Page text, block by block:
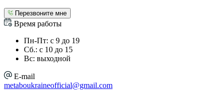
Перезвоните мне
Время работы
Пн-Пт: с 9 до 19
Сб.: с 10 до 15
Вс: выходной
E-mail
metaboukraineofficial@gmail.com